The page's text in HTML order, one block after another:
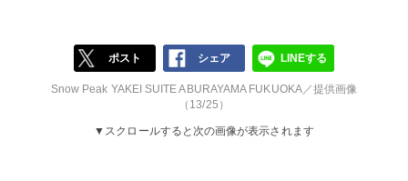
ポスト シェア LINEする
Snow Peak YAKEI SUITE ABURAYAMA FUKUOKA／提供画像
（13/25）
▼スクロールすると次の画像が表示されます